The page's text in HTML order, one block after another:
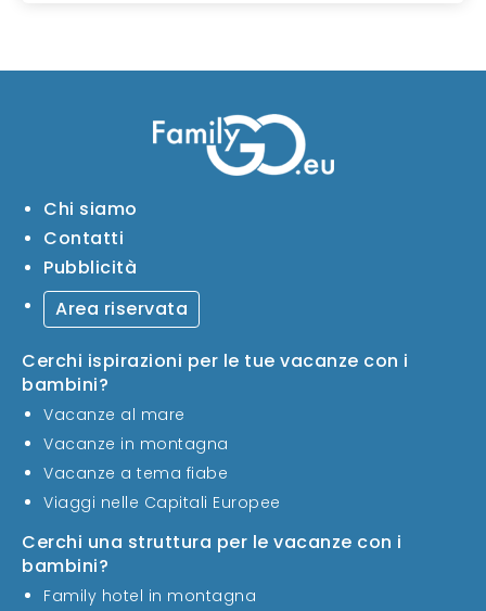
Chi siamo
Contatti
Pubblicità
Area riservata
Cerchi ispirazioni per le tue vacanze con i
bambini?
Vacanze al mare
Vacanze in montagna
Vacanze a tema fiabe
Viaggi nelle Capitali Europee
Cerchi una struttura per le vacanze con i
bambini?
Family hotel in montagna